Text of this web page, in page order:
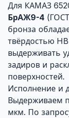
Для КАМАЗ
БрАЖ9-4
бронза
твёрдостью
выдерживать
задиров и
поверхностей.
Исполнение и
Выдерживаем
мкм. По